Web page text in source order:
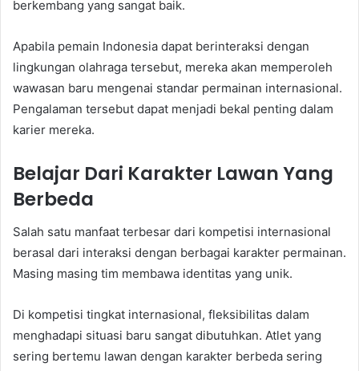
berkembang yang sangat baik.
Apabila pemain Indonesia dapat berinteraksi dengan
lingkungan olahraga tersebut, mereka akan memperoleh
wawasan baru mengenai standar permainan internasional.
Pengalaman tersebut dapat menjadi bekal penting dalam
karier mereka.
Belajar Dari Karakter Lawan Yang
Berbeda
Salah satu manfaat terbesar dari kompetisi internasional
berasal dari interaksi dengan berbagai karakter permainan.
Masing masing tim membawa identitas yang unik.
Di kompetisi tingkat internasional, fleksibilitas dalam
menghadapi situasi baru sangat dibutuhkan. Atlet yang
sering bertemu lawan dengan karakter berbeda sering